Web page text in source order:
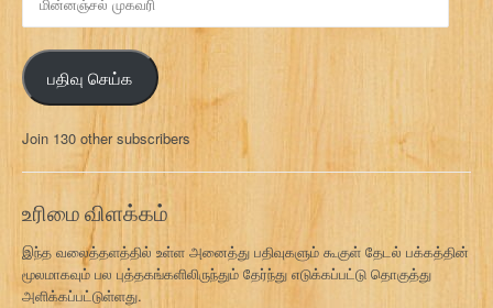
ன
ஞ்
ச
ல்
க
வ
பதிவு செய்க
Join 130 other subscribers
உரிமை விளக்கம்
இந்த வலைத்தளத்தில் உள்ள அனைத்து பதிவுகளும் கூகுள் தேடல் பக்கத்தின்
மூலமாகவும் பல புத்தகங்களிலிருந்தும் தேர்ந்து எடுக்கப்பட்டு தொகுத்து
அளிக்கப்பட்டுள்ளது.